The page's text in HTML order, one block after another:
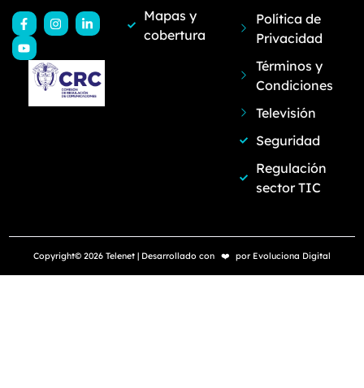
Mapas y
cobertura
Política de
Privacidad
Términos y
Condiciones
Televisión
Seguridad
Regulación
sector TIC
Copyright© 2026 Telenet | Desarrollado con ❤️ por Evoluciona Digital